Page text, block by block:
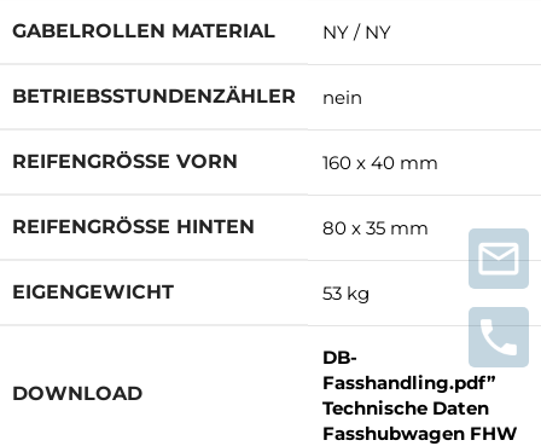
GABELROLLEN MATERIAL NY / NY
BETRIEBSSTUNDENZÄHLER nein
REIFENGRÖSSE VORN 160 x 40 mm
REIFENGRÖSSE HINTEN 80 x 35 mm
EIGENGEWICHT 53 kg
DOWNLOAD
DB-
Fasshandling.pdf”
Technische Daten
Fasshubwagen FHW